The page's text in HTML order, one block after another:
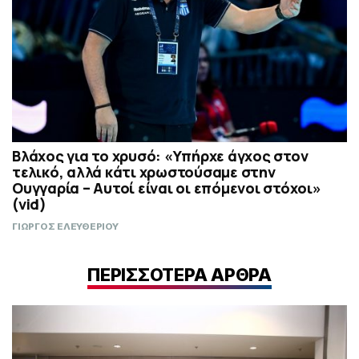
Βλάχος για το χρυσό: «Υπήρχε άγχος στον
τελικό, αλλά κάτι χρωστούσαμε στην
Ουγγαρία – Αυτοί είναι οι επόμενοι στόχοι»
(vid)
ΓΙΩΡΓΟΣ ΕΛΕΥΘΕΡΙΟΥ
ΠΕΡΙΣΣΟΤΕΡΑ ΑΡΘΡΑ